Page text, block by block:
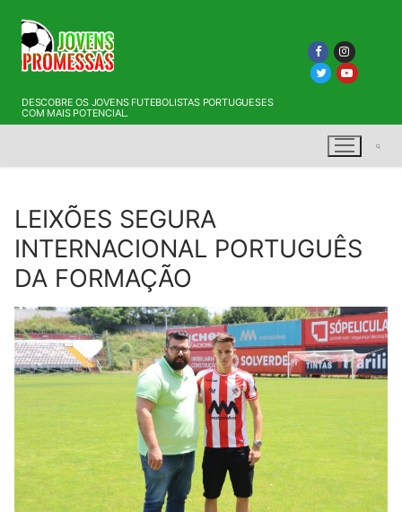
para
conteúdo
DESCOBRE OS JOVENS FUTEBOLISTAS PORTUGUESES
COM MAIS POTENCIAL.
LEIXÕES SEGURA
INTERNACIONAL PORTUGUÊS
DA FORMAÇÃO